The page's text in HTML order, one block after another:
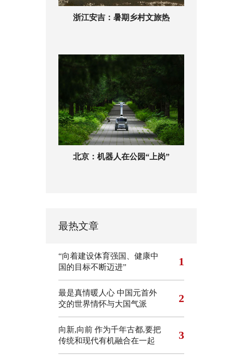
浙江安吉：暑期乡村文旅热
北京：机器人在公园“上岗”
最热文章
“向着建设体育强国、健康中
国的目标不断迈进”
1
最是真情暖人心 中国元首外
交的世界情怀与大国气派
2
向新,向前 作为千年古都,要把
传统和现代有机融合在一起
3